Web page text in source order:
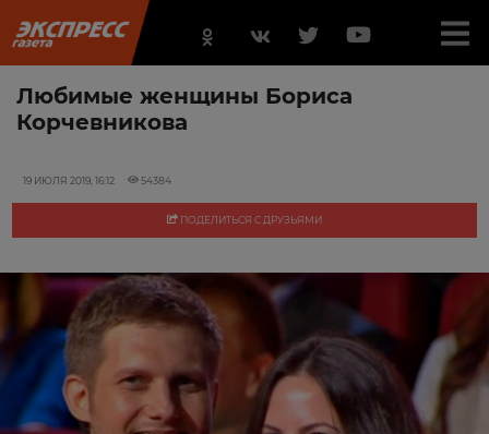
Любимые женщины Бориса
Корчевникова
19 ИЮЛЯ 2019, 16:12 54384
ПОДЕЛИТЬСЯ С ДРУЗЬЯМИ